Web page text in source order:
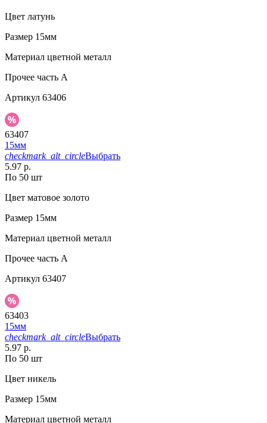
Цвет латунь
Размер 15мм
Материал цветной металл
Прочее часть A
Артикул 63406
63407
15мм
checkmark_alt_circleВыбрать
5.97 р.
По 50 шт
Цвет матовое золото
Размер 15мм
Материал цветной металл
Прочее часть A
Артикул 63407
63403
15мм
checkmark_alt_circleВыбрать
5.97 р.
По 50 шт
Цвет никель
Размер 15мм
Материал цветной металл